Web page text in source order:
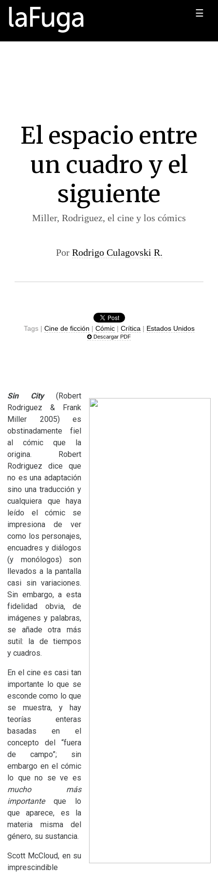
☰
El espacio entre
un cuadro y el
siguiente
Miller, Rodriguez, el cine y los cómics
Por Rodrigo Culagovski R.
Tags | Cine de ficción | Cómic| Crítica | Estados Unidos
Descargar PDF
Sin City(Robert
Rodriguez & Frank
Miller 2005) es
obstinadamente fiel
al cómic que la
origina. Robert
Rodriguez dice que
no es una adaptación
sino una traducción y
cualquiera que haya
leído el cómic se
impresiona de ver
como los personajes,
encuadres y diálogos
(y monólogos) son
llevados a la pantalla
casi sin variaciones.
Sin embargo, a esta
fidelidad obvia, de
imágenes y palabras,
se añade otra más
sutil: la de tiempos
y cuadros.
En el cine es casi tan
importante lo que se
esconde como lo que
se muestra, y hay
teorías enteras
basadas en el
concepto del “fuera
de campo”; sin
embargo en el cómic
lo que no se ve es
mucho más
importante que lo
que aparece, es la
materia misma del
género, su sustancia.
Scott McCloud, en su
imprescindible